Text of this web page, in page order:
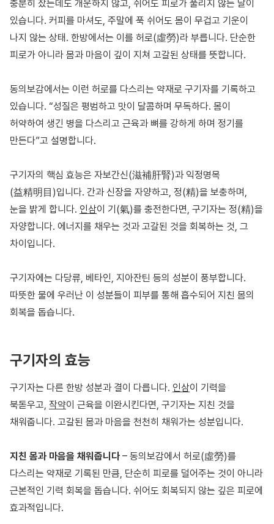
충분히 잤는데도 개운하지 않고, 쉬어도 피로가 풀리지 않는 날이
있습니다. 커피를 마셔도, 주말에 푹 쉬어도 몸이 무겁고 기운이
나지 않는 상태. 한방에서는 이를 허로(虛勞)라 부릅니다. 단순한
피로가 아니라 몸과 마음이 깊이 지쳐 고갈된 상태를 뜻합니다.
동의보감에서는 이런 허로를 다스리는 약재로 구기자를 기록하고
있습니다. “성질은 평범하고 맛이 달콤하며 무독하다. 몸이
허약하여 생긴 병을 다스리고 근육과 뼈를 강하게 하며 정기를
만든다”고 설명합니다.
구기자의 핵심 효능은 자보간신(滋補肝腎)과 익정명목
(益精明目)입니다. 간과 신장을 자양하고, 정(精)을 보충하며,
눈을 밝게 합니다. 인삼이 기(氣)를 충전한다면, 구기자는 정(精)을
자양합니다. 에너지를 채우는 것과 고갈된 것을 회복하는 것, 그
차이입니다.
구기자에는 다당류, 베타인, 지아잔틴 등의 성분이 풍부합니다.
따뜻한 물에 우러난 이 성분들이 피부를 통해 흡수되어 지친 몸의
회복을 돕습니다.
구기자의 효능
구기자는 다른 한방 성분과 결이 다릅니다. 인삼이 기력을
북돋우고, 작약이 근육을 이완시킨다면, 구기자는 지친 것을
채워줍니다. 고갈된 몸과 마음을 천천히 채워가는 성분입니다.
지친 몸과 마음을 채워줍니다 – 동의보감에서 허로(虛勞)를
다스리는 약재로 기록된 만큼, 단순히 피로를 덜어주는 것이 아니라
근본적인 기력 회복을 돕습니다. 쉬어도 회복되지 않는 깊은 피로에
효과적입니다.